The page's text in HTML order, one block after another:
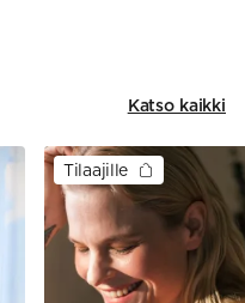
Katso kaikki
Tilaajille